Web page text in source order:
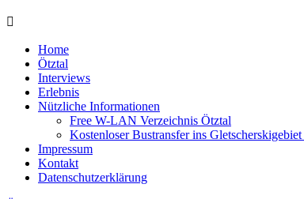
Home
Ötztal
Interviews
Erlebnis
Nützliche Informationen
Free W-LAN Verzeichnis Ötztal
Kostenloser Bustransfer ins
Impressum
Kontakt
Datenschutzerklärung